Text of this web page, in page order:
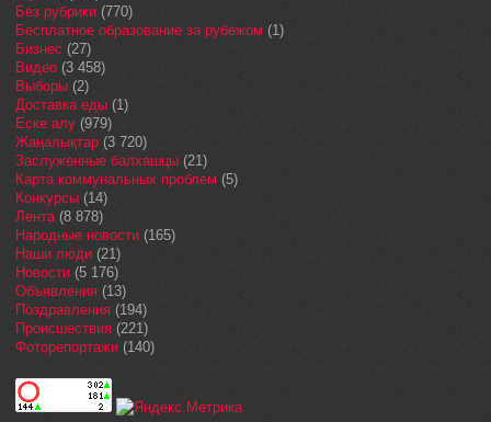
Без рубрики (770)
Бесплатное образование за рубежом (1)
Бизнес (27)
Видео (3 458)
Выборы (2)
Доставка еды (1)
Еске алу (979)
Жаңалықтар (3 720)
Заслуженные балхашцы (21)
Карта коммунальных проблем (5)
Конкурсы (14)
Лента(8 878)
Народные новости (165)
Наши люди (21)
Новости (5 176)
Объявления (13)
Поздравления (194)
Происшествия (221)
Фоторепортажи (140)